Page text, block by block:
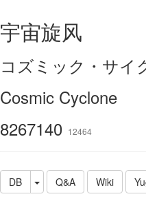
宇宙旋风
コズミック・サイ
Cosmic Cyclone
8267140 12464
DB Q&A Wiki